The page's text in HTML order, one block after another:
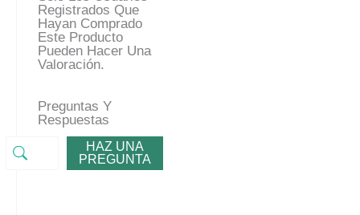
Registrados Que
Hayan Comprado
Este Producto
Pueden Hacer Una
Valoración.
Preguntas Y
Respuestas
HAZ UNA
PREGUNTA